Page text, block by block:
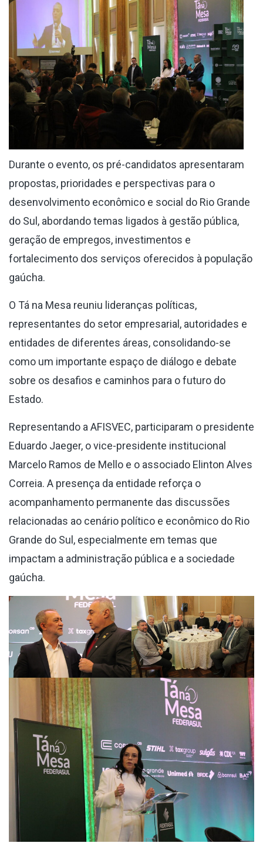
Durante o evento, os pré-candidatos apresentaram
propostas, prioridades e perspectivas para o
desenvolvimento econômico e social do Rio Grande
do Sul, abordando temas ligados à gestão pública,
geração de empregos, investimentos e
fortalecimento dos serviços oferecidos à população
gaúcha.
O Tá na Mesa reuniu lideranças políticas,
representantes do setor empresarial, autoridades e
entidades de diferentes áreas, consolidando-se
como um importante espaço de diálogo e debate
sobre os desafios e caminhos para o futuro do
Estado.
Representando a AFISVEC, participaram o presidente
Eduardo Jaeger, o vice-presidente institucional
Marcelo Ramos de Mello e o associado Elinton Alves
Correia. A presença da entidade reforça o
acompanhamento permanente das discussões
relacionadas ao cenário político e econômico do Rio
Grande do Sul, especialmente em temas que
impactam a administração pública e a sociedade
gaúcha.